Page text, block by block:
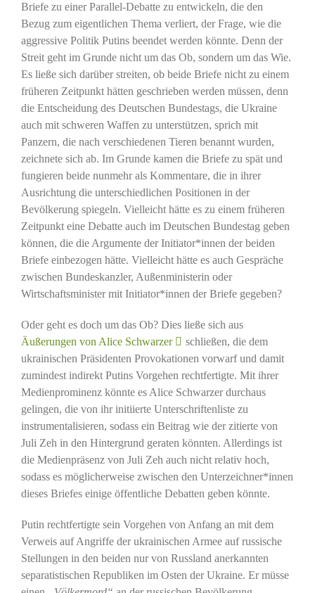
Briefe zu einer Parallel-Debatte zu entwickeln, die den
Bezug zum eigentlichen Thema verliert, der Frage, wie die
aggressive Politik Putins beendet werden könnte. Denn der
Streit geht im Grunde nicht um das Ob, sondern um das Wie.
Es ließe sich darüber streiten, ob beide Briefe nicht zu einem
früheren Zeitpunkt hätten geschrieben werden müssen, denn
die Entscheidung des Deutschen Bundestags, die Ukraine
auch mit schweren Waffen zu unterstützen, sprich mit
Panzern, die nach verschiedenen Tieren benannt wurden,
zeichnete sich ab. Im Grunde kamen die Briefe zu spät und
fungieren beide nunmehr als Kommentare, die in ihrer
Ausrichtung die unterschiedlichen Positionen in der
Bevölkerung spiegeln. Vielleicht hätte es zu einem früheren
Zeitpunkt eine Debatte auch im Deutschen Bundestag geben
können, die die Argumente der Initiator*innen der beiden
Briefe einbezogen hätte. Vielleicht hätte es auch Gespräche
zwischen Bundeskanzler, Außenministerin oder
Wirtschaftsminister mit Initiator*innen der Briefe gegeben?
Oder geht es doch um das Ob? Dies ließe sich aus
Äußerungen von Alice Schwarzer
schließen, die dem
ukrainischen Präsidenten Provokationen vorwarf und damit
zumindest indirekt Putins Vorgehen rechtfertigte. Mit ihrer
Medienprominenz könnte es Alice Schwarzer durchaus
gelingen, die von ihr initiierte Unterschriftenliste zu
instrumentalisieren, sodass ein Beitrag wie der zitierte von
Juli Zeh in den Hintergrund geraten könnten. Allerdings ist
die Medienpräsenz von Juli Zeh auch nicht relativ hoch,
sodass es möglicherweise zwischen den Unterzeichner*innen
dieses Briefes einige öffentliche Debatten geben könnte.
Putin rechtfertigte sein Vorgehen von Anfang an mit dem
Verweis auf Angriffe der ukrainischen Armee auf russische
Stellungen in den beiden nur von Russland anerkannten
separatistischen Republiken im Osten der Ukraine. Er müsse